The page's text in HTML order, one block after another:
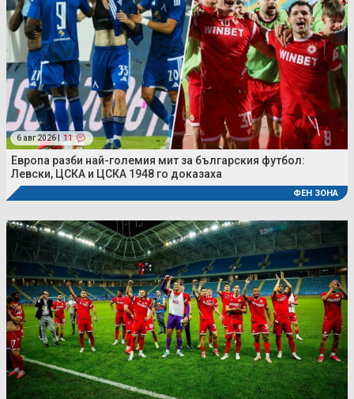
6 авг 2026 | 11
Европа разби най-големия мит за българския футбол:
Левски, ЦСКА и ЦСКА 1948 го доказаха
ФЕН ЗОНА